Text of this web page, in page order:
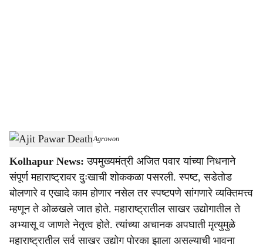
a
r
e
Maharashtra sugar industry-Agrowon
Kolhapur News: उपमुख्यमंत्री अजित पवार यांच्या निधनाने
संपूर्ण महाराष्ट्रावर दुःखाची शोककळा पसरली. स्पष्ट, सडेतोड
बोलणारे व एखादे काम होणार नसेल तर स्पष्टपणे सांगणारे व्यक्तिमत्त्व
म्हणून ते ओळखले जात होते. महाराष्ट्रातील साखर उद्योगातील ते
अभ्यासू व जाणते नेतृत्व होते. त्यांच्या अचानक अपघाती मृत्युमुळे
महाराष्ट्रातील सर्व साखर उद्योग पोरका झाला असल्याची भावना